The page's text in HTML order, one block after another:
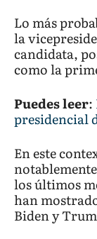
Lo más
la
candidata,
como la
Puedes leer:
presidencial
En este
los últimos
han
Biden y